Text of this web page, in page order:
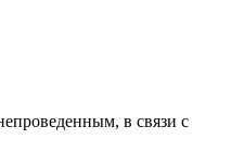
в связи с